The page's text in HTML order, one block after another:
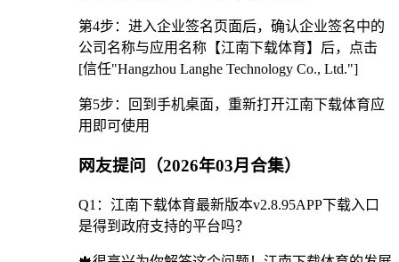
第4步：进入企业签名页面后，确认企业签名中的
公司名称与应用名称【江南下载体育】后，点击
[信任"Hangzhou Langhe Technology Co., Ltd."]
第5步：回到手机桌面，重新打开江南下载体育应
用即可使用
网友提问（2026年03月合集）
Q1：江南下载体育最新版本v2.8.95APP下载入口
是得到政府支持的平台吗？